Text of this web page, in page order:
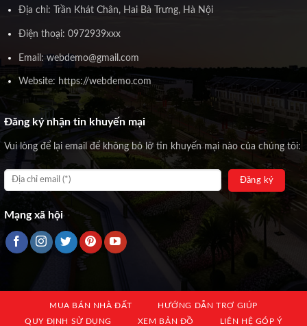
Địa chỉ: Trần Khát Chân, Hai Bà Trưng, Hà Nội
Điện thoại: 0972939xxx
Email: webdemo@gmail.com
Website: https://webdemo.com
Đăng ký nhận tin khuyến mại
Vui lòng để lại email để không bỏ lỡ tin khuyến mại nào của chúng tôi:
Mạng xã hội
MUA BÁN NHÀ ĐẤT
HƯỚNG DẪN TRỢ GIÚP
QUY ĐỊNH SỬ DỤNG
XEM BẢN ĐỒ LIÊN HỆ GÓP Ý